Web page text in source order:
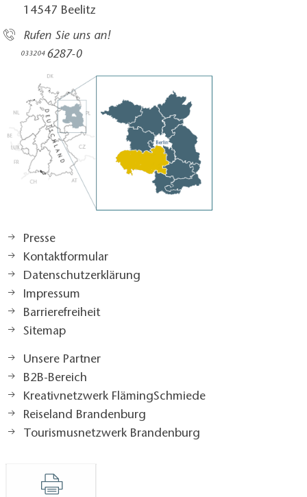
14547 Beelitz
Rufen Sie uns an!
033204 6287-0
Presse
Kontaktformular
Datenschutzerklärung
Impressum
Barrierefreiheit
Sitemap
Unsere Partner
B2B-Bereich
Kreativnetzwerk FlämingSchmiede
Reiseland Brandenburg
Tourismusnetzwerk Brandenburg